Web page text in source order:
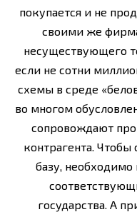
покупается и не
своими же
несуществующего
если не сотни
схемы в среде
во многом
сопровождают
контрагента. Чтобы
базу,
государства. А